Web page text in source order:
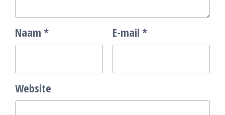
Naam * E-mail *
Website